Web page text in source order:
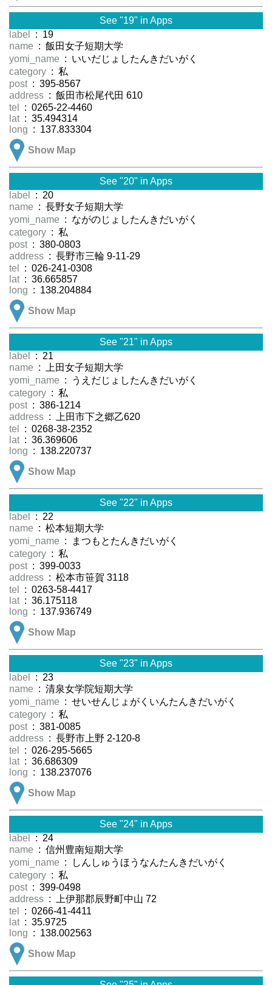
See "19" in Apps
label
: 19
name : 飯田女子短期大学
yomi_name : いいだじょしたんきだいがく
category : 私
post : 395-8567
address : 飯田市松尾代田 610
tel
: 0265-22-4460
lat : 35.494314
long : 137.833304
Show Map
See "20" in Apps
label
: 20
name : 長野女子短期大学
yomi_name : ながのじょしたんきだいがく
category : 私
post : 380-0803
address : 長野市三輪 9-11-29
tel
: 026-241-0308
lat : 36.665857
long : 138.204884
Show Map
See "21" in Apps
label
: 21
name : 上田女子短期大学
yomi_name : うえだじょしたんきだいがく
category : 私
post : 386-1214
address : 上田市下之郷乙620
tel
: 0268-38-2352
lat : 36.369606
long : 138.220737
Show Map
See "22" in Apps
label
: 22
name : 松本短期大学
yomi_name : まつもとたんきだいがく
category : 私
post : 399-0033
address : 松本市笹賀 3118
tel
: 0263-58-4417
lat : 36.175118
long : 137.936749
Show Map
See "23" in Apps
label
: 23
name : 清泉女学院短期大学
yomi_name : せいせんじょがくいんたんきだいがく
category : 私
post : 381-0085
address : 長野市上野 2-120-8
tel
: 026-295-5665
lat : 36.686309
long : 138.237076
Show Map
See "24" in Apps
label
: 24
name : 信州豊南短期大学
yomi_name : しんしゅうほうなんたんきだいがく
category : 私
post : 399-0498
address : 上伊那郡辰野町中山 72
tel
: 0266-41-4411
lat : 35.9725
long : 138.002563
Show Map